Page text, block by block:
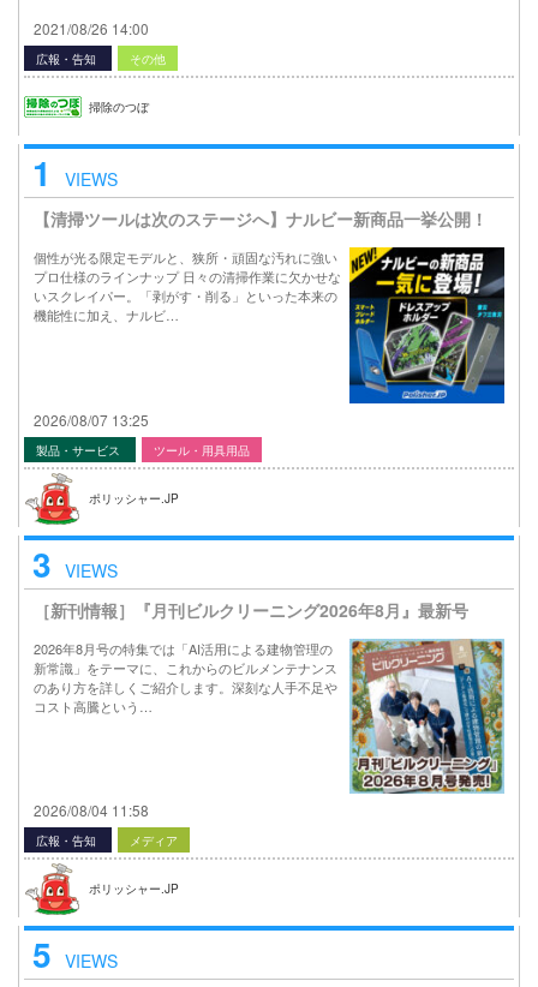
2021/08/26 14:00
広報・告知 その他
掃除のつぼ
1
VIEWS
【清掃ツールは次のステージへ】ナルビー新商品一挙公開！
個性が光る限定モデルと、狭所・頑固な汚れに強い
プロ仕様のラインナップ 日々の清掃作業に欠かせな
いスクレイパー。「剥がす・削る」といった本来の
機能性に加え、ナルビ…
2026/08/07 13:25
製品・サービス ツール・用具用品
ポリッシャー.JP
3 VIEWS
［新刊情報］『月刊ビルクリーニング2026年8月』最新号
2026年8月号の特集では「AI活用による建物管理の
新常識」をテーマに、これからのビルメンテナンス
のあり方を詳しくご紹介します。深刻な人手不足や
コスト高騰という…
2026/08/04 11:58
広報・告知 メディア
ポリッシャー.JP
5 VIEWS